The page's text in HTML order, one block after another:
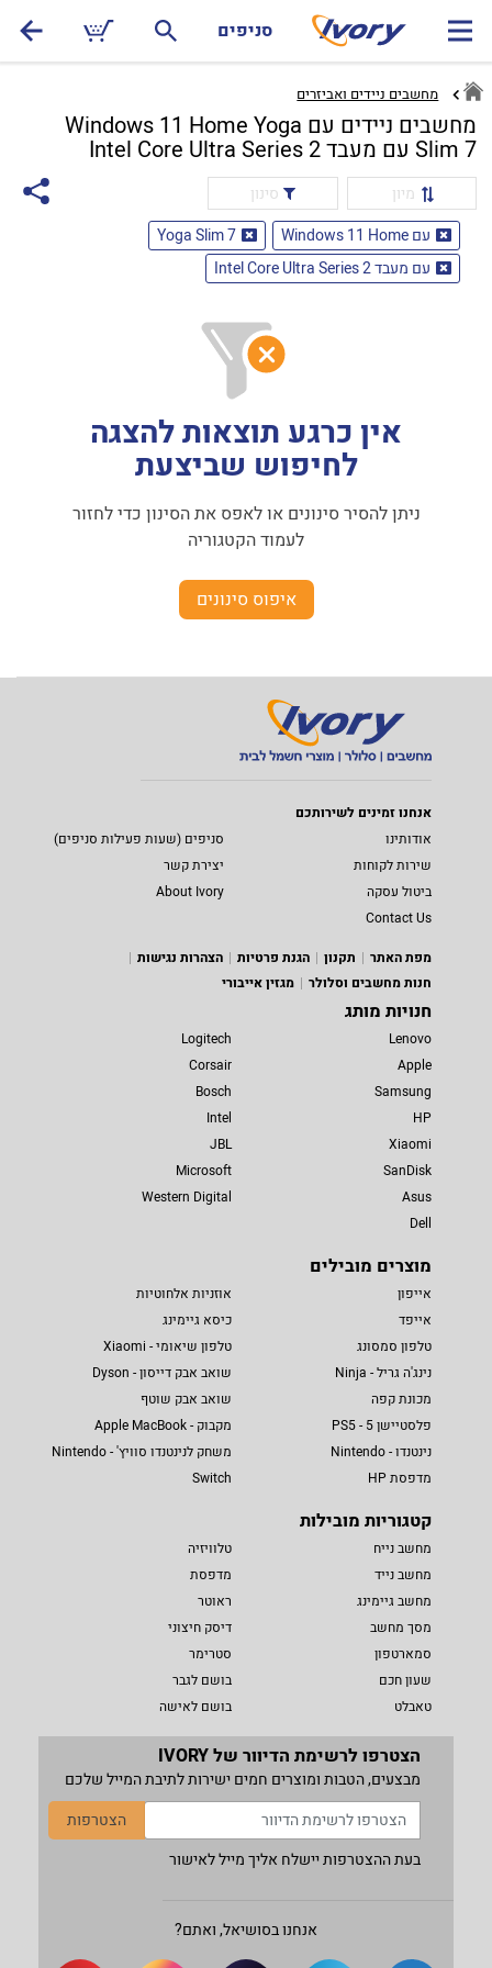
סניפים
מחשבים ניידים ואביזרים
מחשבים ניידים עם Windows 11 Home Yoga
Slim 7 עם מעבד Intel Core Ultra Series 2
מיון
סינון
עם Windows 11 Home
Yoga Slim 7
עם מעבד Intel Core Ultra Series 2
אין כרגע תוצאות להצגה
לחיפוש שביצעת
ניתן להסיר סינונים או לאפס את הסינון כדי לחזור
לעמוד הקטגוריה
איפוס סינונים
אנחנו זמינים לשירותכם
אודותינו
סניפים (שעות פעילות סניפים)
שירות לקוחות
יצירת קשר
ביטול עסקה
About Ivory
Contact Us
מפת האתר
תקנון הגנת פרטיות
הצהרות נגישות
חנות מחשבים וסלולר
מגזין אייבורי
חנויות מותג
Lenovo
Apple
Samsung
HP
Xiaomi
SanDisk
Asus
Dell
Logitech
Corsair
Bosch
Intel
JBL
Microsoft
Western Digital
מוצרים מובילים
אייפון
אייפד
טלפון סמסונג
נינג'ה גריל - Ninja
מכונת קפה
פלסטיישן 5 - PS5
נינטנדו - Nintendo
מדפסת HP
אוזניות אלחוטיות
כיסא גיימינג
טלפון שיאומי - Xiaomi
שואב אבק דייסון - Dyson
שואב אבק שוטף
מקבוק - Apple MacBook
משחק לנינטנדו סוויץ' - Nintendo
Switch
קטגוריות מובילות
מחשב נייח
מחשב נייד
מחשב גיימינג
מסך מחשב
סמארטפון
שעון חכם
טאבלט
טלוויזיה
מדפסת
ראוטר
דיסק חיצוני
סטרימר
בושם לגבר
בושם לאישה
הצטרפו לרשימת הדיוור של IVORY
מבצעים, הטבות ומוצרים חמים ישירות לתיבת המייל שלכם
הצטרפות
בעת ההצטרפות יישלח אליך מייל לאישור
אנחנו בסושיאל, ואתם?